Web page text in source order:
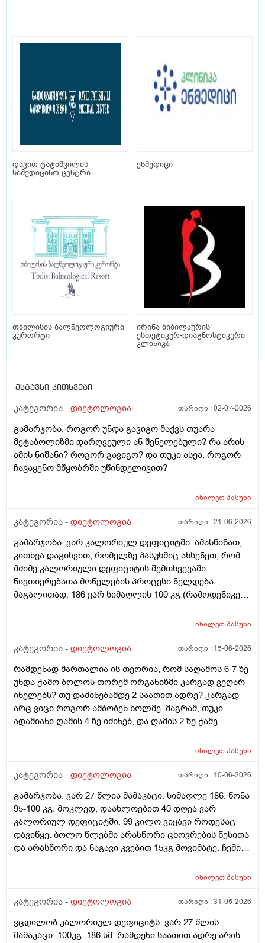
დავით ტატიშვილის
სამედიცინო ცენტრი
ენმედიცი
თბილისის ბალნეოლოგიური
კურორტი
ირინა ბიბილაურის
ესთეტიკურ-დიაგნოსტიკური
კლინიკა
მსგავსი კითხვები
კატეგორია - დიეტოლოგია თარიღი :02-07-2026
გამარჯობა. როგორ უნდა გავიგო მაქვს თუარა
მეტაბოლიზმი დარღვეული ან შენელებული? რა არის
ამის ნიშანი? როგორ გავიგო? და თუკი ასეა, როგორ
ჩავაყენო მწყობრში უწინდელივით?
იხილეთპასუხი
კატეგორია - დიეტოლოგია თარიღი :21-06-2026
გამარჯობა. ვარ კალორიულ დეფიციტში. ამასწინათ,
კითხვა დაგისვით, რომელზე პასუხშიც ახსენეთ, რომ
მძიმე კალორიული დეფიციტის შემთხვევაში
ნივთიერებათა მონელების პროცესი ნელდება.
მაგალითად. 186 ვარ სიმაღლის 100 კგ (რამოდენიკე
სუნთქვით და ძილით ვხარჯავ 1900 კალორიას. დღეს,
რამენაირად უნდა მივიღო 600-700 კალორიაც, რომ
ტკბილეულის, ან რაიმე არაჯანსაღის ხარჯზე რომ
მივუახლოვდე ამ ნიშნულს გამართლებულია? ტორტის
ნაჭერი ან რამე. ხომ არ ავნებს წონის კლებას და
კალორიულ დეფიციტს?
იხილეთპასუხი
კატეგორია - დიეტოლოგია თარიღი : 15-06-2026
რამდენად მართალია ის თეორია, რომ საღამოს 6-7 ზე
უნდა ჭამო ბოლოს თორემ ორგანიზმი კარგად ვეღარ
ინელებს? თუ დაძინებამდე 2 საათით ადრე? კარგად
არც ვიცი როგორ ამბობენ ხოლმე. მაგრამ, თუკი
ადამიანი ღამის 4 ზე იძინებ, და ღამის 2 ზე ჭამე
იხილეთპასუხი
კატეგორია - დიეტოლოგია თარიღი : 10-06-2026
გამარჯობა. ვარ 27 წლია მამაკაცი. სიმაღლე 186. წონა
95-100 კგ. მოკლედ, დაახლოებით 40 დღეა ვარ
კალორიულ დეფიციტში. 99 კილო ვიყავი როდესაც
დავიწყე. ბოლო წლებში არასწორი ცხოვრების წესითა
და არასწორი და ნაგავი კვებით 15კგ მოვიმატე. ჩემი
დღიანი კალორიული დეფიციტის განმავლობაში
აჩვენებს რომ თავიდან 4კგმდე დავიკელი 3 კვირაში,
ვხედავ სხეულზე, რაზეც, სავარაუდოდ მეტყვით, რომ
4კგ არაფერია რომ 186, 100კგ ადამიანმა შეატყოს მის
იხილეთპასუხი
კატეგორია - დიეტოლოგია თარიღი :31-05-2026
ვცდილობ კალორიულ დეფიციტს. ვარ 27 წლის
მამაკაცი. 100კგ. 186 სმ. რამდენი საათით ადრე არის